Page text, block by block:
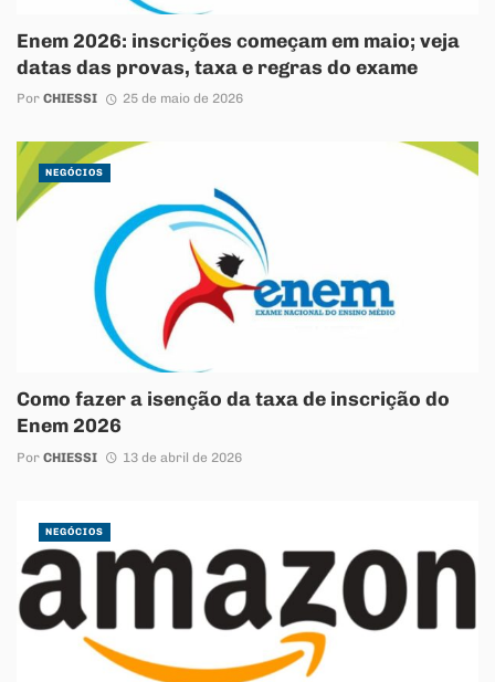
Enem 2026: inscrições começam em maio; veja
datas das provas, taxa e regras do exame
Por CHIESSI 25 de maio de 2026
Como fazer a isenção da taxa de inscrição do
Enem 2026
Por CHIESSI 13 de abril de 2026
NEGÓCIOS
NEGÓCIOS